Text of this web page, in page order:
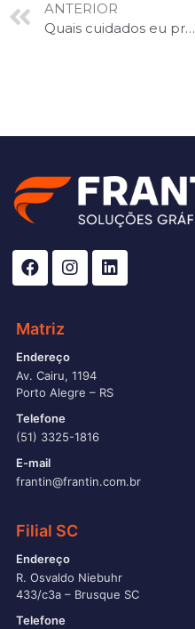
ANTERIOR
Quais cuidados eu preciso ter ao comprar impressoras digitais para minha gráfica?
Matriz
Endereço
Av. Cairu, 1194
Porto Alegre – RS
Telefone
(51) 3325-1816
E-mail
frantin@frantin.com.br
Filial SC
Endereço
R. Osvaldo Niebuhr
433/c3a – Brusque SC
Telefone